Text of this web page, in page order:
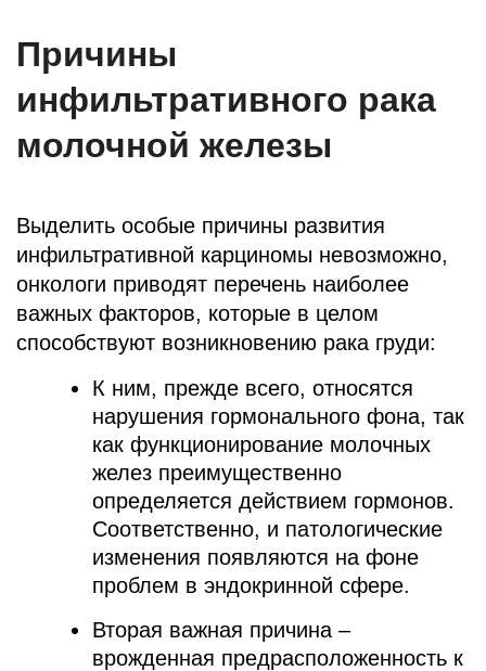
Причины
инфильтративного рака
молочной железы
Выделить особые причины развития
инфильтративной карциномы невозможно,
онкологи приводят перечень наиболее
важных факторов, которые в целом
способствуют возникновению рака груди:
К ним, прежде всего, относятся
нарушения гормонального фона, так
как функционирование молочных
желез преимущественно
определяется действием гормонов.
Соответственно, и патологические
изменения появляются на фоне
проблем в эндокринной сфере.
Вторая важная причина –
врожденная предрасположенность к